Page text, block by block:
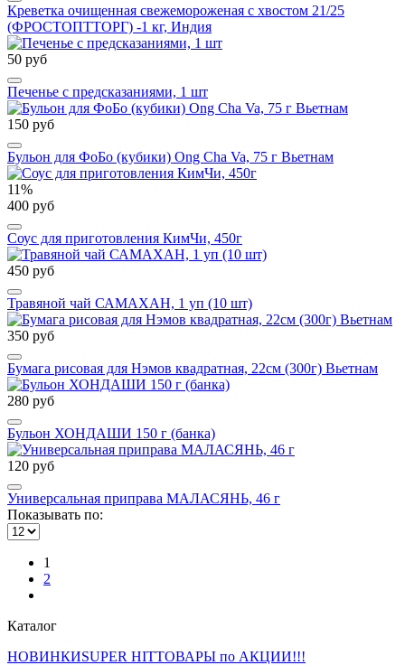
Креветка очищенная свежемороженая с хвостом 21/25
(ФРОСТОПТТОРГ) -1 кг, Индия
50 руб
Печенье с предсказаниями, 1 шт
150 руб
Бульон для ФоБо (кубики) Ong Cha Va, 75 г Вьетнам
11%
400 руб
Соус для приготовления КимЧи, 450г
450 руб
Травяной чай САМАХАН, 1 уп (10 шт)
350 руб
Бумага рисовая для Нэмов квадратная, 22см (300г) Вьетнам
280 руб
Бульон ХОНДАШИ 150 г (банка)
120 руб
Универсальная приправа МАЛАСЯНЬ, 46 г
Показывать по:
1
2
Каталог
НОВИНКИSUPER HITТОВАРЫ по АКЦИИ!!!